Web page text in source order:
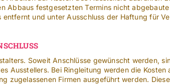
Abbaus festgesetzten Termins nicht
und unter Ausschluss der Haftung für
Soweit Anschlüsse gewünscht werden,
Ausstellers. Bei Ringleitung werden die
zugelassenen Firmen ausgeführt werden.